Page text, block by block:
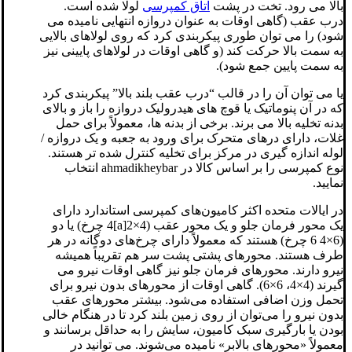
بالا می رود. تخت در پشت اتاق کمپرسی لولا شده است.
درب عقب (گاهی اوقات به عنوان دروازه انتهایی نامیده می
شود) را می توان طوری پیکربندی کرد که روی لولاهای بالایی
به سمت بالا حرکت کند (و گاهی اوقات در لولاهای پایینی نیز
به سمت پایین جمع شود).
یا می توان آن را در قالب “درب عقب بلند بالا” پیکربندی کرد
که در آن پنوماتیک یا قوچ های هیدرولیک دروازه را باز و بالای
بدنه تخلیه بالا می برند. برخی از بدنه ها، معمولاً برای حمل
غلات، دارای درهای متحرک برای ورود به جعبه و یک دروازه /
لوله اندازه گیری در مرکز برای تخلیه کنترل شده تر هستند.
نوع کمپرسی را بر اساس کالا در ahmadikheybar انتخاب
نمایید.
در ایالات متحده اکثر کامیون‌های کمپرسی استاندارد دارای
یک محور فرمان جلو و یک محور عقب (4×2[a]4 چرخ) یا دو
(6×4 6 چرخ) هستند که معمولاً دارای چرخ‌های دوگانه در هر
طرف هستند. محورهای پشتی پشت سر هم تقریباً همیشه
نیرو دارند. محورهای فرمان جلو نیز گاهی اوقات نیرو می
گیرند (4×4، 6×6). گاهی اوقات از محورهای بدون نیرو برای
تحمل وزن اضافی استفاده می‌شود. بیشتر محورهای عقب
بدون نیرو را می‌توان از روی زمین بلند کرد تا در هنگام خالی
بودن یا بارگیری سبک کامیون، سایش را به حداقل برسانند و
معمولاً «محورهای بالابر» نامیده می‌شوند. می توانید در